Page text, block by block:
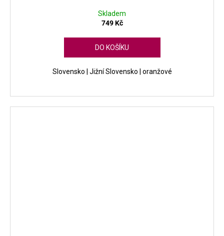
Skladem
749 Kč
DO KOŠÍKU
Slovensko | Jižní Slovensko | oranžové